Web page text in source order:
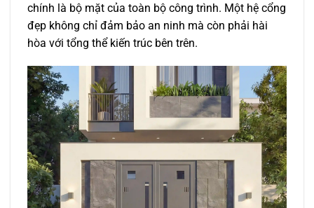
chính là bộ mặt của toàn bộ công trình. Một hệ cổng
đẹp không chỉ đảm bảo an ninh mà còn phải hài
hòa với tổng thể kiến trúc bên trên.